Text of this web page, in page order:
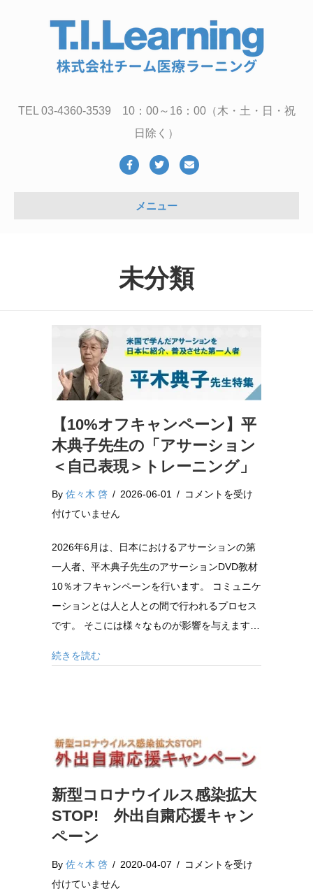
TEL 03-4360-3539 10：00～16：00（木・土・日・祝
日除く）
FacebookTwitterEmail
メニュー
未分類
【10%オフキャンペーン】平
木典子先生の「アサーション
＜自己表現＞トレーニング」
By 佐々木 啓 / 2026-06-01 / 【10%
キ
ャ
ン
ペ
ー
平
先
生
「ア
サ
シ
コメントを受け
付けていません
2026年6月は、日本におけるアサーションの第
一人者、平木典子先生のアサーションDVD教材
10％オフキャンペーンを行います。 コミュニケ
ーションとは人と人との間で行われるプロセス
です。 そこには様々なものが影響を与えます…
続きを読む
新型コロナウイルス感染拡大
STOP! 外出自粛応援キャン
ペーン
By 佐々木 啓 / 2020-04-07 / 新
コメントを受け
付けていません